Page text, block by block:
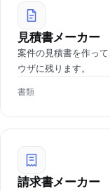
見積書メーカー
案件の見積書を作っ
ウザに残ります。
書類
請求書メーカー